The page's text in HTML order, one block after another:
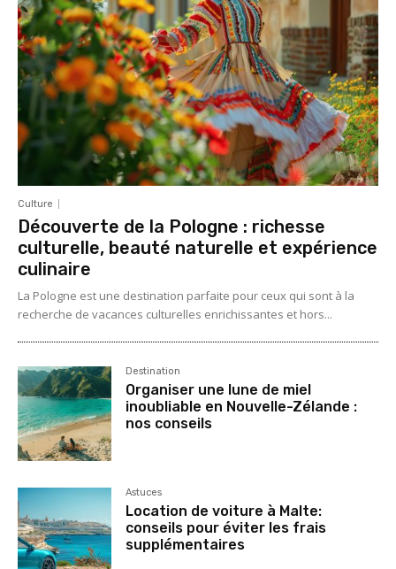
Culture
Découverte de la Pologne : richesse
culturelle, beauté naturelle et expérience
culinaire
La Pologne est une destination parfaite pour ceux qui sont à la
recherche de vacances culturelles enrichissantes et hors...
Destination
Organiser une lune de miel
inoubliable en Nouvelle-Zélande :
nos conseils
Astuces
Location de voiture à Malte:
conseils pour éviter les frais
supplémentaires